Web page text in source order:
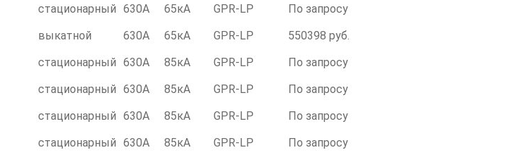
стационарный 630А 65кА GPR-LР
По запросу
выкатной 630А 65кА GPR-LР
550398 руб.
стационарный 630А 85кА GPR-LР
По запросу
стационарный 630А 85кА GPR-LР
По запросу
стационарный 630А 85кА GPR-LР
По запросу
стационарный 630А 85кА GPR-LР
По запросу